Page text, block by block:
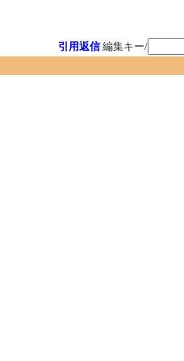
引用返信 編集キー/